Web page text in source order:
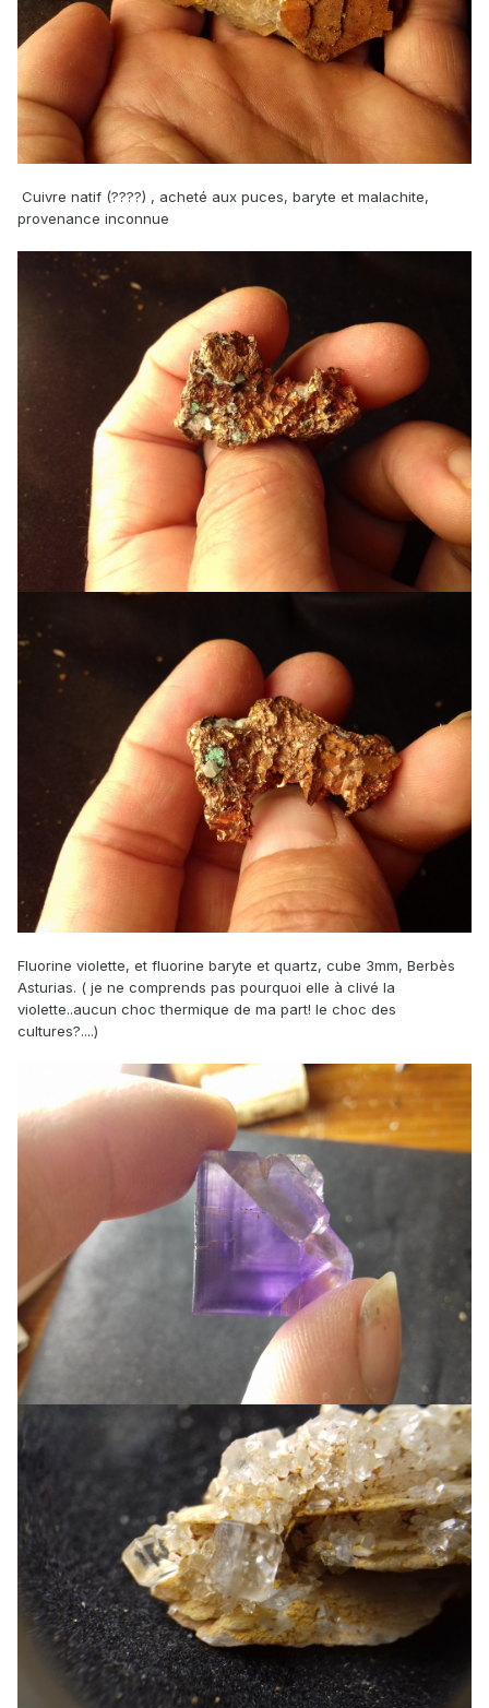
Cuivre natif (????) , acheté aux puces, baryte et malachite,
provenance inconnue
Fluorine violette, et fluorine baryte et quartz, cube 3mm, Berbès
Asturias. ( je ne comprends pas pourquoi elle à clivé la
violette..aucun choc thermique de ma part! le choc des
cultures?....)